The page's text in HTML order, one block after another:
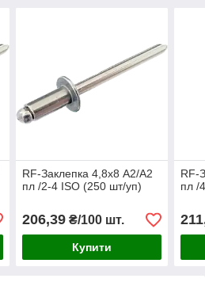
RF-Заклепка 4,8х8 А2/А2
пл /2-4 ISO (250 шт/уп)
206,39₴/100 шт.
Купити
RF-
пл /